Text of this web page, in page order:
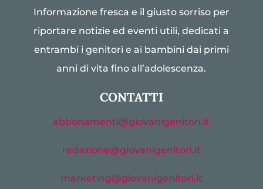
Informazione fresca e il giusto sorriso per
riportare notizie ed eventi utili, dedicati a
entrambi i genitori e ai bambini dai primi
anni di vita fino all’adolescenza.
CONTATTI
abbonamenti@giovanigenitori.it
redazione@giovanigenitori.it
marketing@giovanigenitori.it